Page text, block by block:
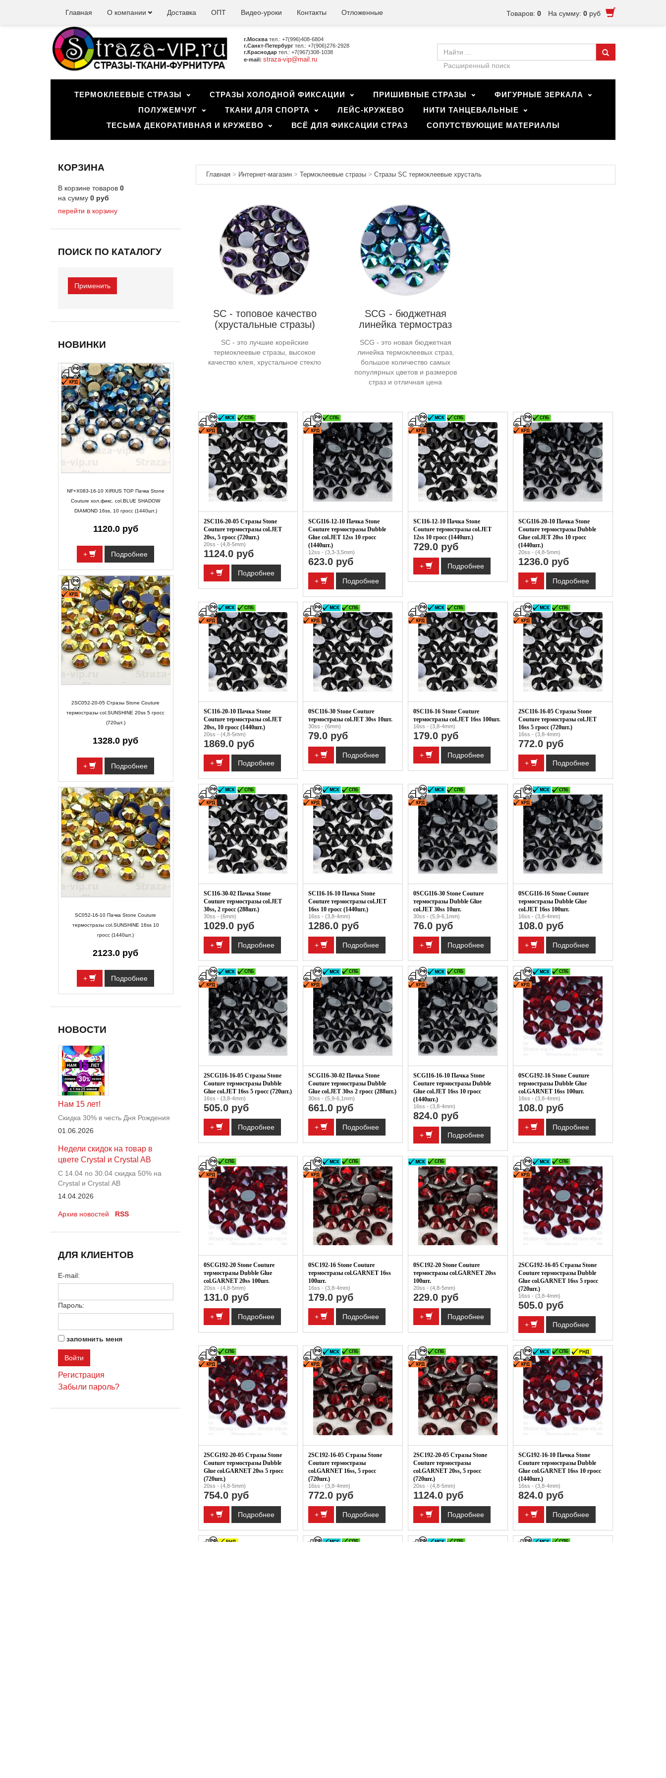
Товаров: 0 На сумму: 0 руб
Главная О компании Доставка ОПТ Видео-уроки Контакты Отложенные
г.Москва тел.: +7(996)408-6804
г.Санкт-Петербург тел.: +7(906)276-2928
г.Краснодар тел.: +7(967)308-1038
e-mail: straza-vip@mail.ru
Расширенный поиск
ТЕРМОКЛЕЕВЫЕ СТРАЗЫ СТРАЗЫ ХОЛОДНОЙ ФИКСАЦИИ ПРИШИВНЫЕ СТРАЗЫ
ФИГУРНЫЕ ЗЕРКАЛА
ПОЛУЖЕМЧУГ
ТКАНИ ДЛЯ СПОРТА ЛЕЙС-КРУЖЕВО
НИТИ ТАНЦЕВАЛЬНЫЕ
ТЕСЬМА ДЕКОРАТИВНАЯ И КРУЖЕВО
ВСЁ ДЛЯ ФИКСАЦИИ СТРАЗ СОПУТСТВУЮЩИЕ МАТЕРИАЛЫ
Главная> Интернет-магазин> Термоклеевые стразы> Стразы SC термоклеевые хрусталь
SC - топовое качество
(хрустальные стразы)
SC - это лучшие корейские
термоклеевые стразы, высокое
качество клея, хрустальное стекло
SCG - бюджетная
линейка термостраз
SCG - это новая бюджетная
линейка термоклеевых страз,
большое количество самых
популярных цветов и размеров
страз и отличная цена
2SC116-20-05 Стразы Stone
Couture термостразы col.JET
20ss, 5 гросс (720шт.)
20ss - (4,8-5mm)
1124.0 руб
+ Подробнее
SCG116-12-10 Пачка Stone
Couture термостразы Dubble
Glue col.JET 12ss 10 гросс
(1440шт.)
12ss - (3,3-3,5mm)
623.0 руб
+ Подробнее
SC116-12-10 Пачка Stone
Couture термостразы col.JET
12ss 10 гросс (1440шт.)
729.0 руб
+ Подробнее
SCG116-20-10 Пачка Stone
Couture термостразы Dubble
Glue col.JET 20ss 10 гросс
(1440шт.)
20ss - (4,8-5mm)
1236.0 руб
+ Подробнее
SC116-20-10 Пачка Stone
Couture термостразы col.JET
20ss, 10 гросс (1440шт.)
20ss - (4,8-5mm)
1869.0 руб
+ Подробнее
0SC116-30 Stone Couture
термостразы col.JET 30ss 10шт.
30ss - (6mm)
79.0 руб
+ Подробнее
0SC116-16 Stone Couture
термостразы col.JET 16ss 100шт.
16ss - (3,8-4mm)
179.0 руб
+ Подробнее
2SC116-16-05 Стразы Stone
Couture термостразы col.JET
16ss 5 гросс (720шт.)
16ss - (3,8-4mm)
772.0 руб
+ Подробнее
SC116-30-02 Пачка Stone
Couture термостразы col.JET
30ss, 2 гросс (288шт.)
30ss - (6mm)
1029.0 руб
+ Подробнее
SC116-16-10 Пачка Stone
Couture термостразы col.JET
16ss 10 гросс (1440шт.)
16ss - (3,8-4mm)
1286.0 руб
+ Подробнее
0SCG116-30 Stone Couture
термостразы Dubble Glue
col.JET 30ss 10шт.
30ss - (5,9-6,1mm)
76.0 руб
+ Подробнее
0SCG116-16 Stone Couture
термостразы Dubble Glue
col.JET 16ss 100шт.
16ss - (3,8-4mm)
108.0 руб
+ Подробнее
2SCG116-16-05 Стразы Stone
Couture термостразы Dubble
Glue col.JET 16ss 5 гросс (720шт.)
16ss - (3,8-4mm)
505.0 руб
+ Подробнее
SCG116-30-02 Пачка Stone
Couture термостразы Dubble
Glue col.JET 30ss 2 гросс (288шт.)
30ss - (5,9-6,1mm)
661.0 руб
+ Подробнее
SCG116-16-10 Пачка Stone
Couture термостразы Dubble
Glue col.JET 16ss 10 гросс
(1440шт.)
16ss - (3,8-4mm)
824.0 руб
+ Подробнее
0SCG192-16 Stone Couture
термостразы Dubble Glue
col.GARNET 16ss 100шт.
16ss - (3,8-4mm)
108.0 руб
+ Подробнее
0SCG192-20 Stone Couture
термостразы Dubble Glue
col.GARNET 20ss 100шт.
20ss - (4,8-5mm)
131.0 руб
+ Подробнее
0SC192-16 Stone Couture
термостразы col.GARNET 16ss
100шт.
16ss - (3,8-4mm)
179.0 руб
+ Подробнее
0SC192-20 Stone Couture
термостразы col.GARNET 20ss
100шт.
20ss - (4,8-5mm)
229.0 руб
+ Подробнее
2SCG192-16-05 Стразы Stone
Couture термостразы Dubble
Glue col.GARNET 16ss 5 гросс
(720шт.)
16ss - (3,8-4mm)
505.0 руб
+ Подробнее
2SCG192-20-05 Стразы Stone
Couture термостразы Dubble
Glue col.GARNET 20ss 5 гросс
(720шт.)
20ss - (4,8-5mm)
754.0 руб
+ Подробнее
2SC192-16-05 Стразы Stone
Couture термостразы
col.GARNET 16ss, 5 гросс
(720шт.)
16ss - (3,8-4mm)
772.0 руб
+ Подробнее
2SC192-20-05 Стразы Stone
Couture термостразы
col.GARNET 20ss, 5 гросс
(720шт.)
20ss - (4,8-5mm)
1124.0 руб
+ Подробнее
SCG192-16-10 Пачка Stone
Couture термостразы Dubble
Glue col.GARNET 16ss 10 гросс
(1440шт.)
16ss - (3,8-4mm)
824.0 руб
+ Подробнее
КОРЗИНА
В корзине товаров 0
на сумму 0 руб
перейти в корзину
ПОИСК ПО КАТАЛОГУ
НОВИНКИ
NF+X083-16-10 XIRIUS TOP Пачка Stone
Couture хол.фикс. col.BLUE SHADOW
DIAMOND 16ss, 10 гросс (1440шт.)
1120.0 руб
+ Подробнее
2SC052-20-05 Стразы Stone Couture
термостразы col.SUNSHINE 20ss 5 гросс
(720шт.)
1328.0 руб
+ Подробнее
SC052-16-10 Пачка Stone Couture
термостразы col.SUNSHINE 16ss 10
гросс (1440шт.)
2123.0 руб
+ Подробнее
НОВОСТИ
Нам 15 лет!
Скидка 30% в честь Дня Рождения
01.06.2026
Недели скидок на товар в
цвете Crystal и Crystal AB
С 14.04 по 30.04 скидка 50% на
Crystal и Crystal АВ
14.04.2026
Архив новостей RSS
ДЛЯ КЛИЕНТОВ
E-mail:
Пароль:
запомнить меня
Регистрация
Забыли пароль?